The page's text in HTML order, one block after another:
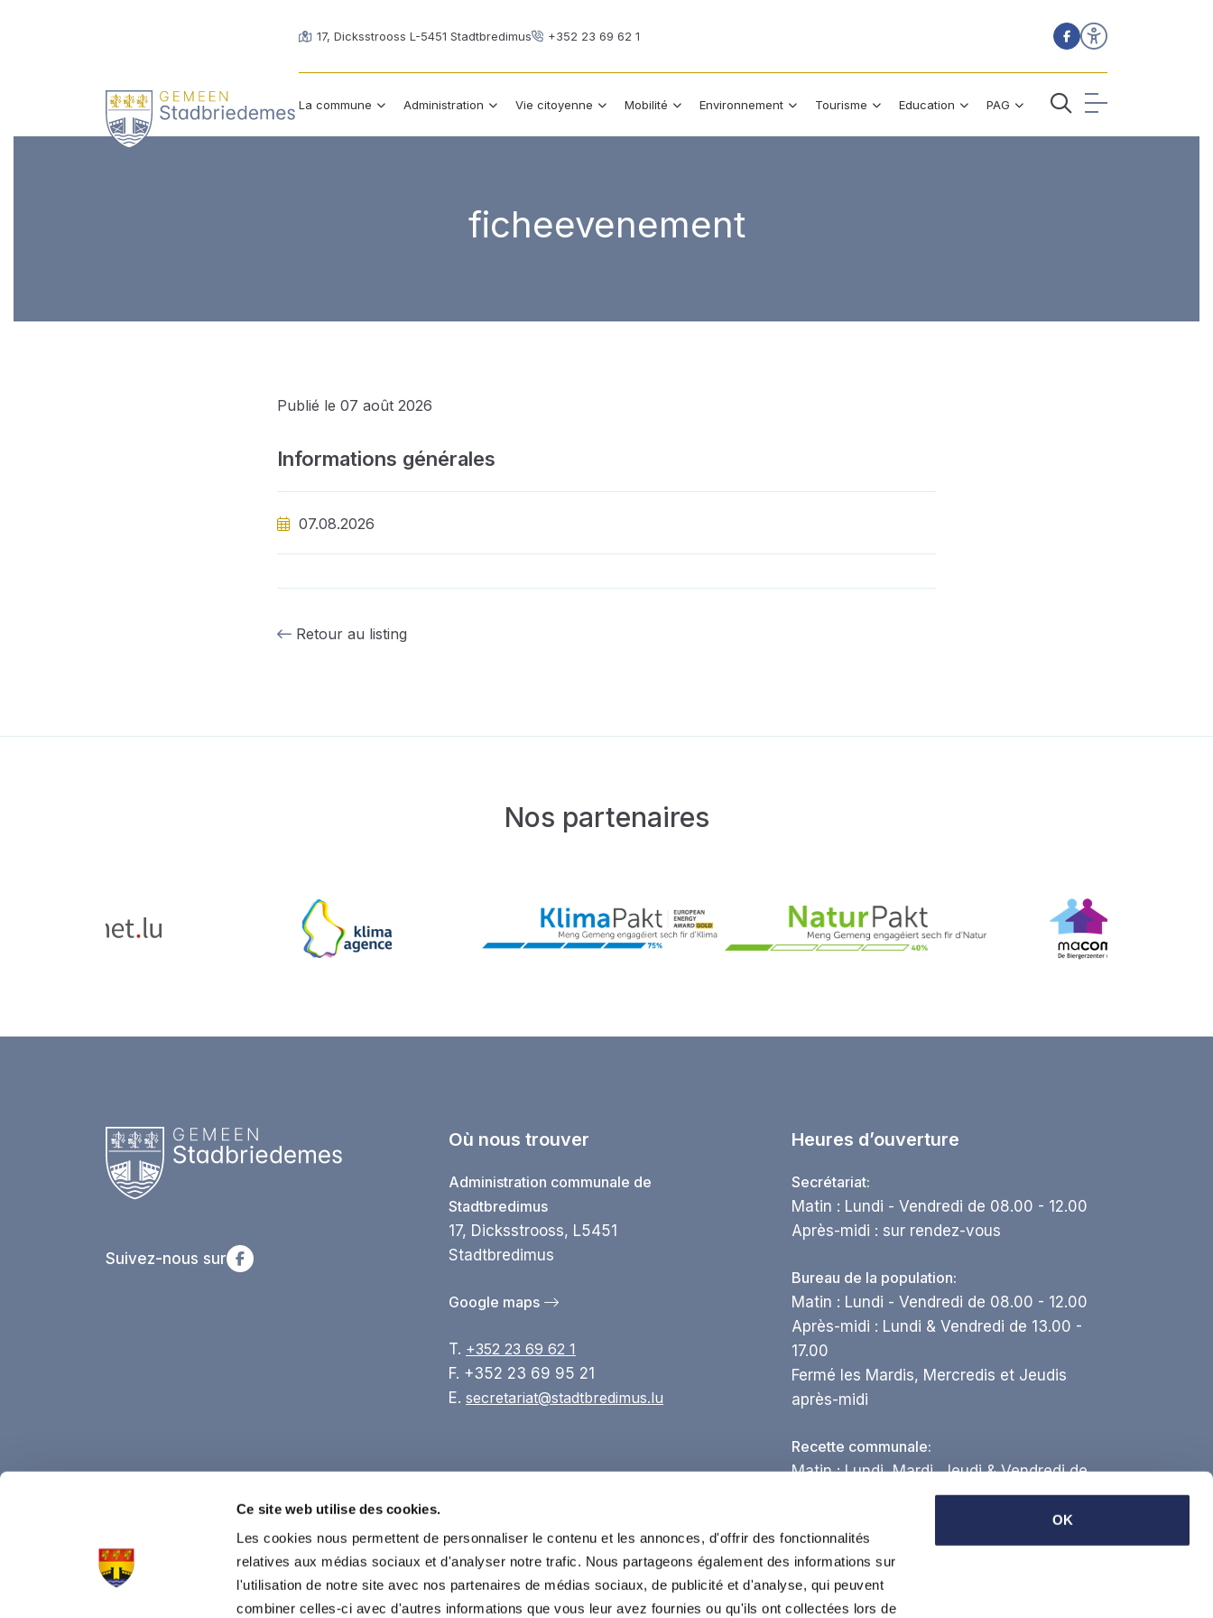
Ce site web utilise des cookies.
Les cookies nous permettent de personnaliser le contenu et les annonces, d'offrir des fonctionnalités
relatives aux médias sociaux et d'analyser notre trafic. Nous partageons également des informations sur
l'utilisation de notre site avec nos partenaires de médias sociaux, de publicité et d'analyse, qui peuvent
combiner celles-ci avec d'autres informations que vous leur avez fournies ou qu'ils ont collectées lors de
OK
17, Dicksstrooss L-5451 Stadtbredimus +352 23 69 62 1
La commune Administration Vie citoyenne Mobilité Environnement Tourisme Education PAG
ficheevenement
Publié le 07 août 2026
Informations générales
07.08.2026
Retour au listing
Nos partenaires
Suivez-nous sur
© Commune de Stadtbredimus
Tous droits réservés
, Powered by
Où nous trouver
Administration communale de
Stadtbredimus
17, Dicksstrooss, L5451
Stadtbredimus
Google maps
T. +352 23 69 62 1
F. +352 23 69 95 21
E. secretariat@stadtbredimus.lu
Heures d’ouverture
Secrétariat:
Matin : Lundi - Vendredi de 08.00 - 12.00
Après-midi : sur rendez-vous
Bureau de la population:
Matin : Lundi - Vendredi de 08.00 - 12.00
Après-midi : Lundi & Vendredi de 13.00 -
17.00
Fermé les Mardis, Mercredis et Jeudis
après-midi
Recette communale:
Matin : Lundi, Mardi, Jeudi & Vendredi de
Service technique:
Matin : Lundi - Vendredi de 08.00 - 12.00